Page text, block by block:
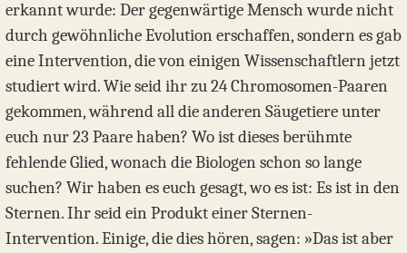
erkannt wurde: Der gegenwärtige Mensch wurde nicht
durch gewöhnliche Evolution erschaffen, sondern es gab
eine Intervention, die von einigen Wissenschaftlern jetzt
studiert wird. Wie seid ihr zu 24 Chromosomen-Paaren
gekommen, während all die anderen Säugetiere unter
euch nur 23 Paare haben? Wo ist dieses berühmte
fehlende Glied, wonach die Biologen schon so lange
suchen? Wir haben es euch gesagt, wo es ist: Es ist in den
Sternen. Ihr seid ein Produkt einer Sternen-
Intervention. Einige, die dies hören, sagen: »Das ist aber